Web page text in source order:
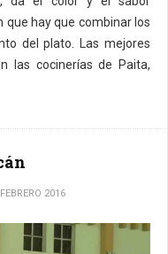
que hay que combinar los
del plato. Las mejores
las cocinerías de Paita,
2016